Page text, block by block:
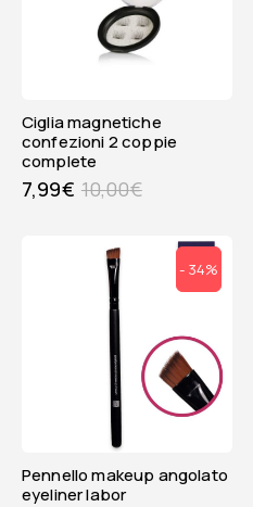
ciglia magnetiche
confezioni 2 coppie
complete
10,00€
7,99€
- 34%
pennello makeup angolato
eyeliner labor